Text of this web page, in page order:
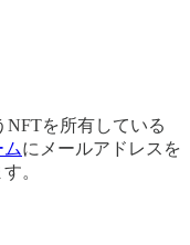
NFTを所有している
にメールアドレスを
。